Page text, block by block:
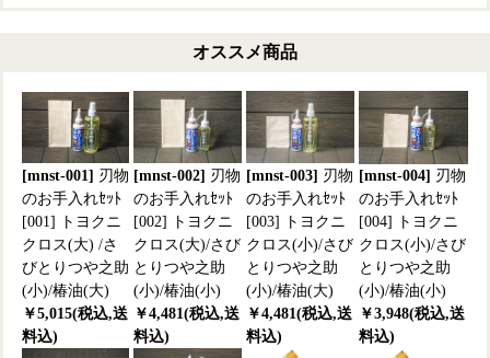
オススメ商品
[mnst-001] 刃物
のお手入れｾｯﾄ
[001] トヨクニ
クロス(大) /さ
びとりつや之助
(小)/椿油(大)
￥5,015(税込,送
料込)
[mnst-002] 刃物
のお手入れｾｯﾄ
[002] トヨクニ
クロス(大)/さび
とりつや之助
(小)/椿油(小)
￥4,481(税込,送
料込)
[mnst-003] 刃物
のお手入れｾｯﾄ
[003] トヨクニ
クロス(小)/さび
とりつや之助
(小)/椿油(大)
￥4,481(税込,送
料込)
[mnst-004] 刃物
のお手入れｾｯﾄ
[004] トヨクニ
クロス(小)/さび
とりつや之助
(小)/椿油(小)
￥3,948(税込,送
料込)